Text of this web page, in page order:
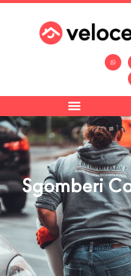
Sgomberi